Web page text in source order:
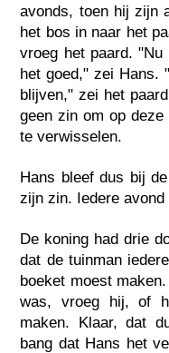
avonds, toen hij zijn
het bos in naar het
vroeg het paard.
het goed," zei Hans.
blijven," zei het
geen zin om op
te verwisselen.
Hans bleef dus bij
zijn zin. Iedere
De koning had drie
dat de tuinman
boeket moest
was, vroeg hij, of
maken. Klaar, dat
bang dat Hans het